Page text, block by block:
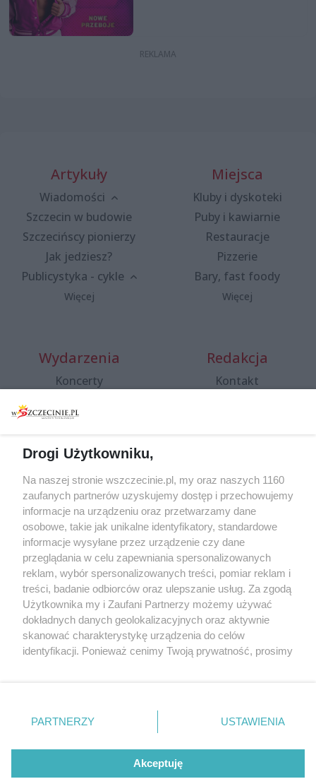
Artykuły
Wiadomości
Szczecin w budowie
Szczecińscy pionierzy
Jak jedziesz?
Publicystyka - cykle
Więcej
Miejsca
Kluby i dyskoteki
Puby i kawiarnie
Restauracje
Pizzerie
Bary, fast foody
Więcej
Wydarzenia
Koncerty
Spacery i oprowadzania
targi
Wernisaże
Więcej
Redakcja
Kontakt
Specjalny koncert z okazji
20. urodzin portalu
wSzczecinie.pl
Regulamin konkursów
śniadaniówka "Hej
Szczecin! Jest piątek!"
Partnerzy
Praca Szczecin
© 2026 wSzczecinie.pl
Created by GOD
Drogi Użytkowniku,
Na naszej stronie wszczecinie.pl, my oraz naszych 1160
zaufanych partnerów uzyskujemy dostęp i przechowujemy
informacje na urządzeniu oraz przetwarzamy dane
osobowe, takie jak unikalne identyfikatory, standardowe
informacje wysyłane przez urządzenie czy dane
przeglądania w celu zapewniania spersonalizowanych
reklam, wybór spersonalizowanych treści, pomiar reklam i
treści, badanie odbiorców oraz ulepszanie usług. Za zgodą
Użytkownika my i Zaufani Partnerzy możemy używać
dokładnych danych geolokalizacyjnych oraz aktywnie
skanować charakterystykę urządzenia do celów
identyfikacji. Ponieważ cenimy Twoją prywatność, prosimy
prywatności znajdujący się w lewym dolnym rogu strony
. Niektóre rodzaje przetwarzania danych nie wymagają
takiemu przetwarzaniu. Preferencje będą miały
zastosowania tylko na tej witrynie.
PARTNERZY USTAWIENIA
Akceptuję